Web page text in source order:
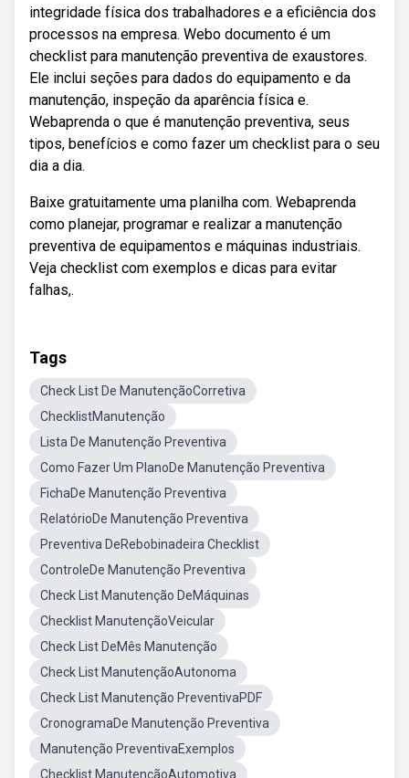
integridade física dos trabalhadores e a eficiência dos
processos na empresa. Webo documento é um
checklist para manutenção preventiva de exaustores.
Ele inclui seções para dados do equipamento e da
manutenção, inspeção da aparência física e.
Webaprenda o que é manutenção preventiva, seus
tipos, benefícios e como fazer um checklist para o seu
dia a dia.
Baixe gratuitamente uma planilha com. Webaprenda
como planejar, programar e realizar a manutenção
preventiva de equipamentos e máquinas industriais.
Veja checklist com exemplos e dicas para evitar
falhas,.
Tags
Check List De ManutençãoCorretiva
ChecklistManutenção
Lista De Manutenção Preventiva
Como Fazer Um PlanoDe Manutenção Preventiva
FichaDe Manutenção Preventiva
RelatórioDe Manutenção Preventiva
Preventiva DeRebobinadeira Checklist
ControleDe Manutenção Preventiva
Check List Manutenção DeMáquinas
Checklist ManutençãoVeicular
Check List DeMês Manutenção
Check List ManutençãoAutonoma
Check List Manutenção PreventivaPDF
CronogramaDe Manutenção Preventiva
Manutenção PreventivaExemplos
Checklist ManutençãoAutomotiva